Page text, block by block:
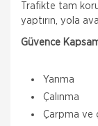
Trafikte tam
yaptırın, yola
Güvence
Yanma
Çalınma
Çarpma ve